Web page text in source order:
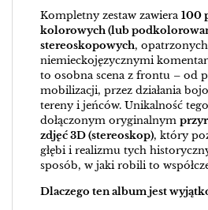
Kompletny zestaw zawiera 100
kolorowych (lub
stereoskopowych, opatrzonych
niemieckojęzycznymi
to osobna scena z frontu – od
mobilizacji, przez działania
tereny i jeńców. Unikalność
dołączonym oryginalnym
zdjęć 3D (stereoskop), który
głębi i realizmu tych
sposób, w jaki robili to
Dlaczego ten album jest